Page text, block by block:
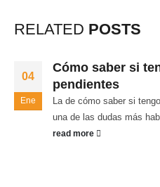
RELATED POSTS
04
Ene
Cómo saber si
pendientes
La de cómo saber si
una de las dudas más
read more